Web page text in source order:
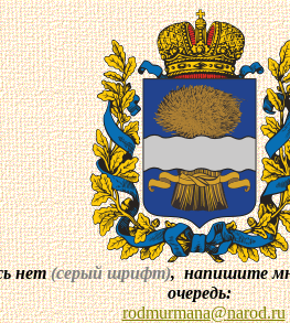
нет(серый шрифт), напишите
очередь:
rodmurmana@narod.ru